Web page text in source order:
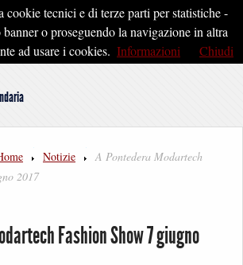
un'idea di Futuro
Notizie
A Pontedera Modartech
2017
Fashion Show 7 giugno
cookie tecnici e di terze parti per statistiche -
o proseguendo la navigazione in altra
ad usare i cookies. Informazioni Chiudi